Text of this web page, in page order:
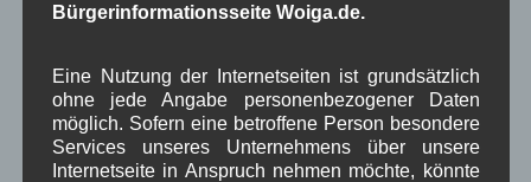
Josef Otler, Verein fürr GeschichtebeiÜber uns
Gerd Erfertbei Über uns
Bürgerinformationsseite Woiga.de.
Eine Nutzung der Internetseiten ist grundsätzlich
ohne jede Angabe personenbezogener Daten
möglich. Sofern eine betroffene Person besondere
Services unseres Unternehmens über unsere
Internetseite in Anspruch nehmen möchte, könnte